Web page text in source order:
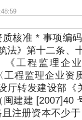
核准 * 事项编
》第十二条
程监理企业
监理企业资
转发建设部《
闽建建
注册资本不少